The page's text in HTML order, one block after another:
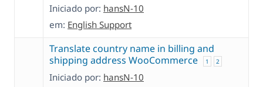
Iniciado por: hansN-10
em: English Support
Translate country name in billing and
shipping address WooCommerce
1 2
Iniciado por: hansN-10